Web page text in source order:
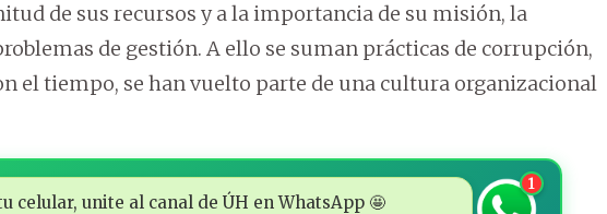
de sus recursos y a la importancia de su misión, la
de gestión. A ello se suman prácticas de corrupción,
el tiempo, se han vuelto parte de una cultura organizacional
celular, unite al canal de ÚH en WhatsApp 🤩
1